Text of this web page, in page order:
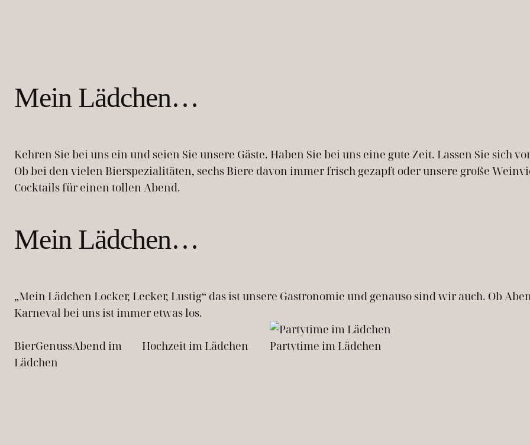
Mein Lädchen…
Kehren Sie bei uns ein und seien Sie unsere Gäste. Haben Sie bei uns eine gute Zeit. Lassen Sie sich
Ob bei den vielen Bierspezialitäten, sechs Biere davon immer frisch gezapft oder unsere große
Cocktails für einen tollen Abend.
Mein Lädchen…
„Mein Lädchen Locker, Lecker, Lustig“ das ist unsere Gastronomie und genauso sind wir auch. Ob
Karneval bei uns ist immer etwas los.
BierGenussAbend im
Lädchen
Hochzeit im Lädchen Partytime im Lädchen